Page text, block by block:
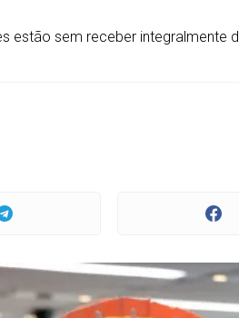
estão sem receber integralmente